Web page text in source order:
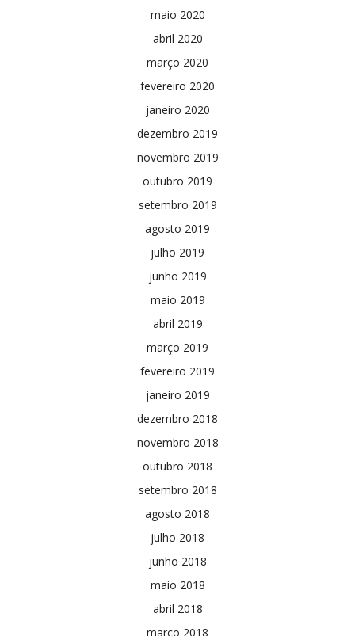
maio 2020
abril 2020
março 2020
fevereiro 2020
janeiro 2020
dezembro 2019
novembro 2019
outubro 2019
setembro 2019
agosto 2019
julho 2019
junho 2019
maio 2019
abril 2019
março 2019
fevereiro 2019
janeiro 2019
dezembro 2018
novembro 2018
outubro 2018
setembro 2018
agosto 2018
julho 2018
junho 2018
maio 2018
abril 2018
março 2018